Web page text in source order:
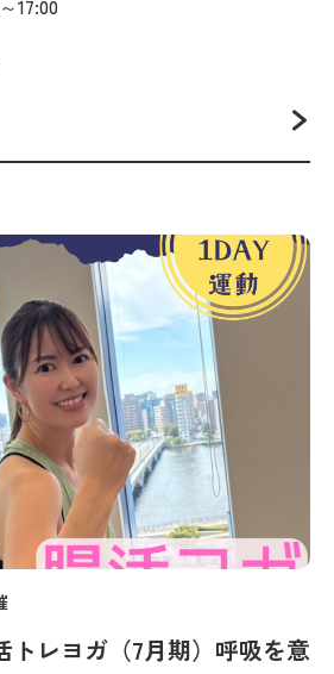
トレヨガ（7月期）呼吸を意